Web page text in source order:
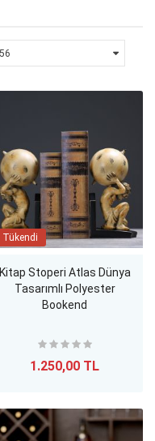
Tükendi
Kitap Stoperi Atlas Dünya
Tasarımlı Polyester
Bookend
1.250,00 TL